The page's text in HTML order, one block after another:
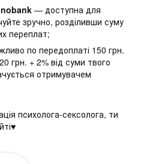
— доступна для
зручно, розділивши суму
переплат;
по передоплаті 150 грн.
грн. + 2% від суми твого
отримувачем
психолога-сексолога, ти